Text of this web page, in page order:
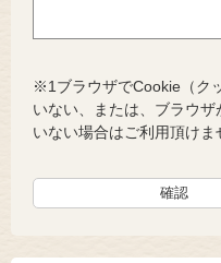
※1ブラウザでCookie（ク
いない、または、ブラウ
いない場合はご利用頂けま